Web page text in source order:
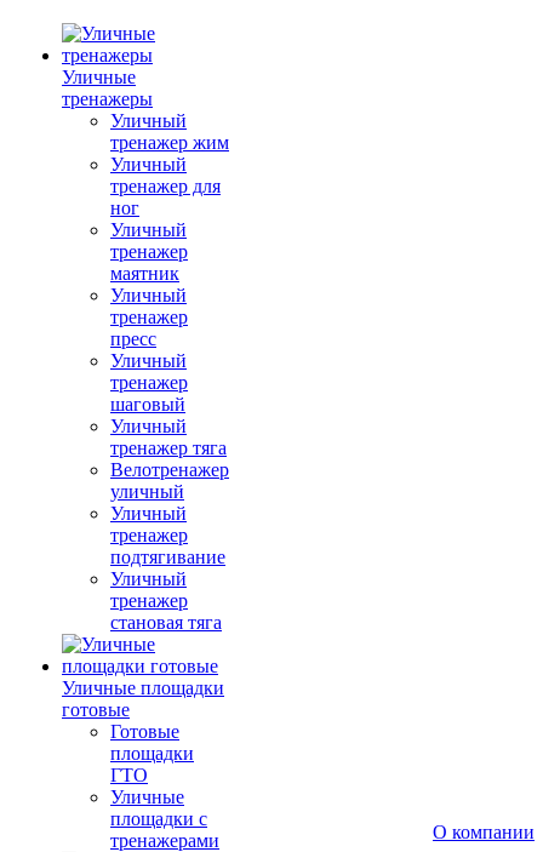
Уличные
тренажеры
Уличный
тренажер жим
Уличный
тренажер для
ног
Уличный
тренажер
маятник
Уличный
тренажер
пресс
Уличный
тренажер
шаговый
Уличный
тренажер тяга
Велотренажер
уличный
Уличный
тренажер
подтягивание
Уличный
тренажер
становая тяга
Уличные площадки
готовые
Готовые
площадки
ГТО
Уличные
площадки с
тренажерами
О компании